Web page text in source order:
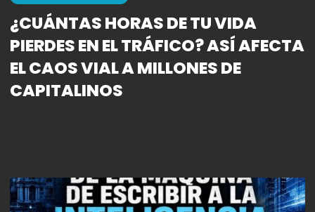
¿CUÁNTAS HORAS DE TU VIDA
PIERDES EN EL TRÁFICO? ASÍ AFECTA
EL CAOS VIAL A MILLONES DE
CAPITALINOS